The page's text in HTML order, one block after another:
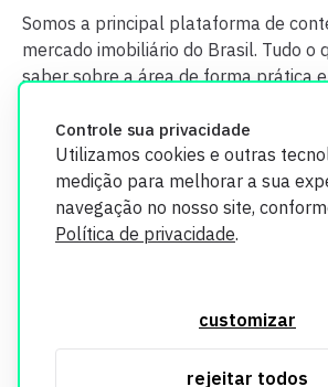
Controle sua privacidade
Utilizamos cookies e outras
medição para melhorar a sua
navegação no nosso site,
Política de privacidade.
customizar
rejeitar todos
Somos a principal plataforma de
mercado imobiliário do Brasil. Tudo o
saber sobre a área de forma prática
segurança. Todos os dados coletados em
utilizados exclusivamente para fins de
informações, consulte nossa Política de